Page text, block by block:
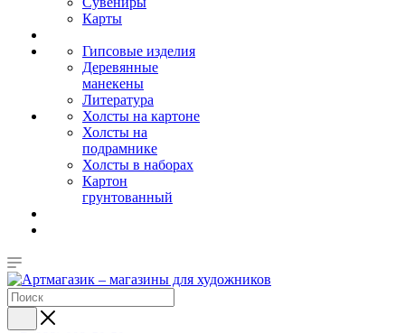
Карты
Гипсовые изделия
Деревянные
манекены
Литература
Холсты на картоне
Холсты на
подрамнике
Холсты в наборах
Картон
грунтованный